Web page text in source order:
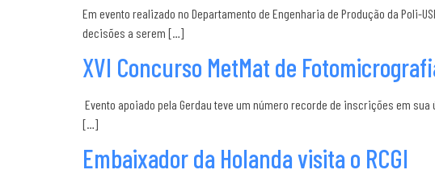
Em evento realizado no Departamento de Engenharia de Produção da
decisões a serem […]
XVI Concurso MetMat de
Evento apoiado pela Gerdau teve um número recorde de inscrições em
[…]
Embaixador da Holanda visita o RCGI